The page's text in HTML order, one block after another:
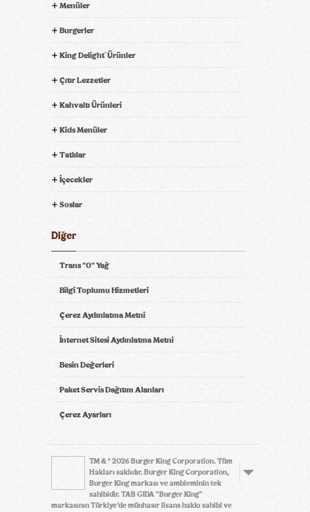
Menüler
Burgerler
King Delight®Ürünler
Çıtır Lezzetler
Kahvaltı Ürünleri
Kids Menüler
Tatlılar
İçecekler
Soslar
Diğer
Trans "0" Yağ
Bilgi Toplumu Hizmetleri
Çerez Aydınlatma Metni
İnternet Sitesi Aydınlatma Metni
Besin Değerleri
Paket Servis Dağıtım Alanları
Çerez Ayarları
TM & © 2026 Burger King Corporation. Tüm
Hakları saklıdır. Burger King Corporation,
Burger King markası ve ambleminin tek
sahibidir. TAB GIDA "Burger King"
markasının Türkiye’de münhasır lisans hakkı sahibi ve